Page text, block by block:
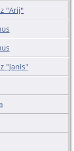
"Arij"
"Janis"